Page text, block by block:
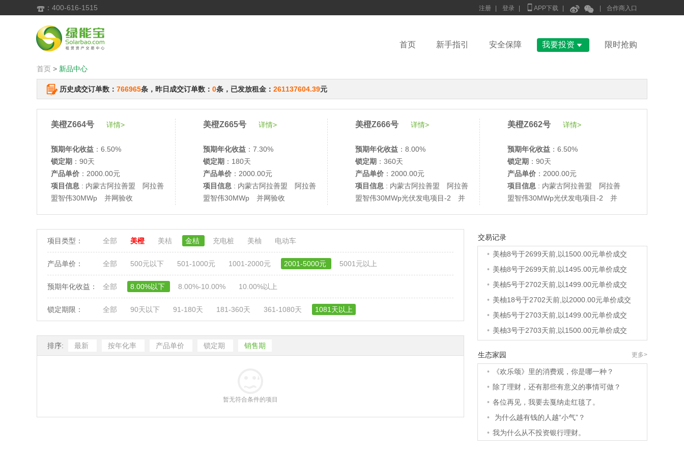
 ：400-616-1515 注册 登录  APP下载   合作商入口
首页 新手指引 安全保障 我要投资  限时抢购
首页 > 新品中心
历史成交订单数： 766965条，昨日成交订单数： 0条，已发放租金： 261137604.39元
美橙Z664号 详情>
预期年化收益 ：6.50%
锁定期 ：90天
产品单价 ：2000.00元
项目信息 : 内蒙古阿拉善盟 阿拉善
盟智伟30MWp 并网验收
美橙Z665号 详情>
预期年化收益 ：7.30%
锁定期 ：180天
产品单价 ：2000.00元
项目信息 : 内蒙古阿拉善盟 阿拉善
盟智伟30MWp 并网验收
美橙Z666号 详情>
预期年化收益 ：8.00%
锁定期 ：360天
产品单价 ：2000.00元
项目信息 : 内蒙古阿拉善盟 阿拉善
盟智伟30MWp光伏发电项目-2 并
美橙Z662号 详情>
预期年化收益 ：6.50%
锁定期 ：90天
产品单价 ：2000.00元
项目信息 : 内蒙古阿拉善盟 阿拉善
盟智伟30MWp光伏发电项目-2 并
项目类型： 全部 美橙 美桔 金桔 充电桩 美柚 电动车
产品单价： 全部 500元以下 501-1000元 1001-2000元 2001-5000元 5001元以上
预期年化收益： 全部 8.00%以下 8.00%-10.00% 10.00%以上
锁定期限： 全部 90天以下 91-180天 181-360天 361-1080天 1081天以上
排序: 最新 按年化率 产品单价 锁定期 销售期
暂无符合条件的项目
交易记录
美柚27号于2688天前,以1995.00元单价成交
美柚6号于2690天前,以1200.00元单价成交
• 美柚8号于2699天前,以1500.00元单价成交
• 美柚8号于2699天前,以1500.00元单价成交
• 美柚8号于2699天前,以1495.00元单价成交
• 美柚5号于2702天前,以1499.00元单价成交
• 美柚18号于2702天前,以2000.00元单价成交
• 美柚5号于2703天前,以1499.00元单价成交
• 美柚3号于2703天前,以1500.00元单价成交
•
美柚20号于2717天前,以1495.00元单价成交
美柚38号于2720天前,以1500.00元单价成交
美柚10号于2720天前,以2000.00元单价成交
美柚8号于2722天前,以1490.00元单价成交
美柚5号于2726天前,以1498.00元单价成交
美柚5号于2727天前,以1465.00元单价成交
生态家园 更多>
•
《欢乐颂》里的消费观，你是哪一种？
• 除了理财，还有那些有意义的事情可做？
• 各位再见，我要去戛纳走红毯了。
•
为什么越有钱的人越“小气”？
• 我为什么从不投资银行理财。